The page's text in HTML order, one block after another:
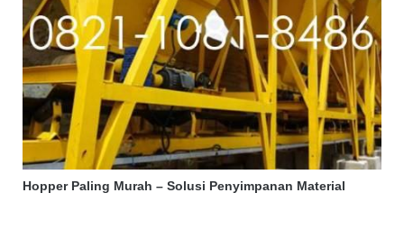
Hopper Paling Murah – Solusi Penyimpanan Material